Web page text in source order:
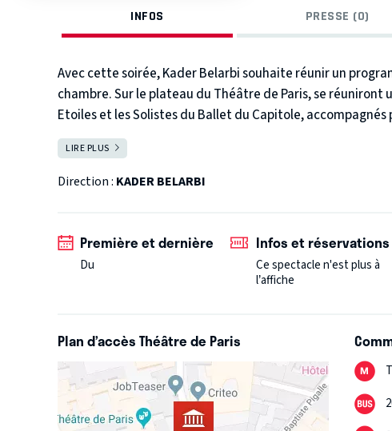
INFOS PRESSE (0)
Avec cette soirée, Kader Belarbi souhaite réunir un
chambre. Sur le plateau du Théâtre de Paris, se réuniront
Etoiles et les Solistes du Ballet du Capitole,
des quatre pièces chorégraphiques se tissent les liens
dévoilent leurs relations entre attachement et séparation.
notre vie car seul, nous n’existons pas ».
LIRE PLUS
Direction : KADER BELARBI
Première et dernière
Du
Infos et réservations
Ce spectacle n'est plus à
l’affiche
Plan d’accès Théâtre de Paris